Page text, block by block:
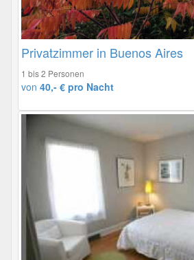
Privatzimmer in Buenos Aires
1 bis 2 Personen
von 40,- € pro Nacht